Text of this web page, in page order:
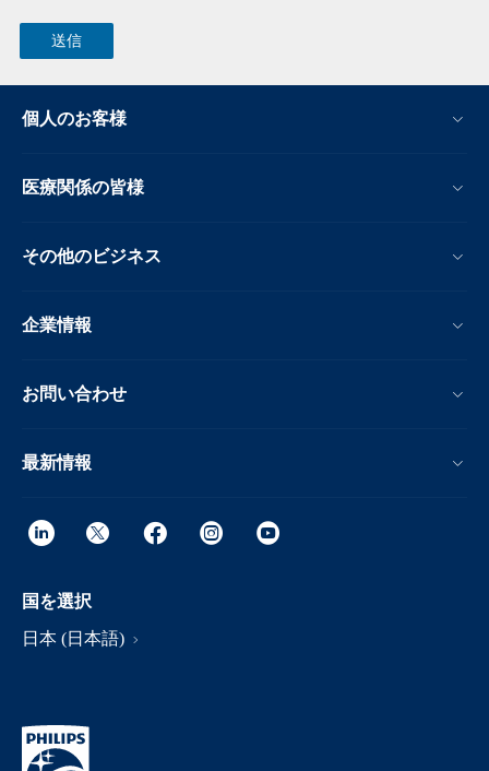
個人のお客様
医療関係の皆様
その他のビジネス
企業情報
お問い合わせ
最新情報
国を選択
日本 (日本語)